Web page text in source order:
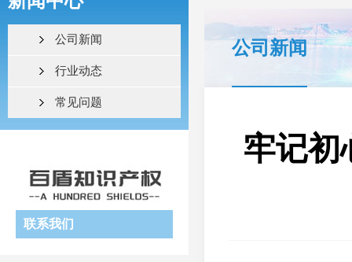
公司新闻
行业动态
常见问题
联系我们
公司新闻
牢记初